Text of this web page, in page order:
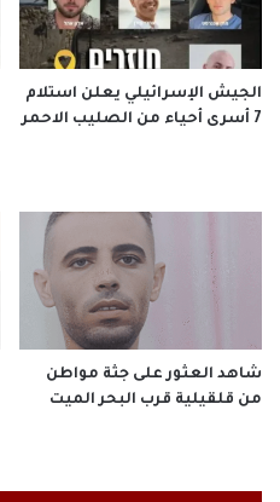
الجيش الإسرائيلي يعلن استلام
7 أسرى أحياء من الصليب الاحمر
شاهد العثور على جثة مواطن
من قلقيلية قرب البحر الميت